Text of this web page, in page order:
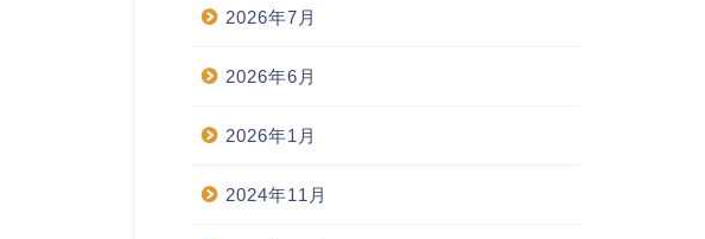
2026年7月
2026年6月
2026年1月
2024年11月